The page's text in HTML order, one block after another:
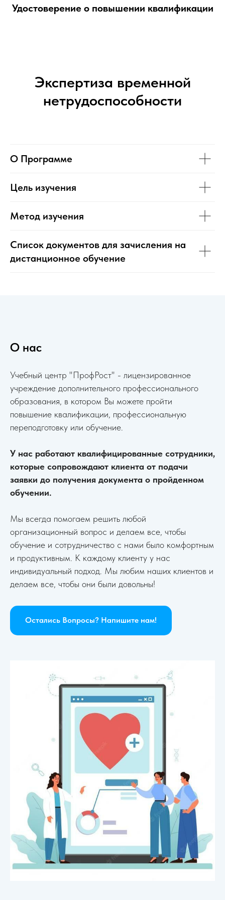
Удостоверение о повышении квалификации
Экспертиза временной
нетрудоспособности
О Программе
Цель изучения
Метод изучения
Список документов для зачисления на
дистанционное обучение
О нас
Учебный центр "ПрофРост" - лицензированное
учреждение дополнительного профессионального
образования, в котором Вы можете пройти
повышение квалификации, профессиональную
переподготовку или обучение.
У нас работают квалифицированные сотрудники,
которые сопровождают клиента от подачи
заявки до получения документа о пройденном
обучении.
Мы всегда помогаем решить любой
организационный вопрос и делаем все, чтобы
обучение и сотрудничество с нами было комфортным
и продуктивным. К каждому клиенту у нас
индивидуальный подход. Мы любим наших клиентов и
делаем все, чтобы они были довольны!
Остались Вопросы? Напишите нам!